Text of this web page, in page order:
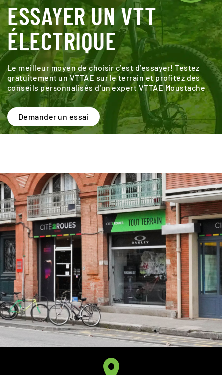
ESSAYER UN VTT
ÉLECTRIQUE
Le meilleur moyen de choisir c’est d’essayer! Testez
gratuitement un VTTAE sur le terrain et profitez des
conseils personnalisés d’un expert VTTAE Moustache
Demander un essai